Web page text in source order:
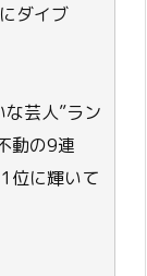
ダイブ
な芸人”ラン
動の9連
位に輝いて